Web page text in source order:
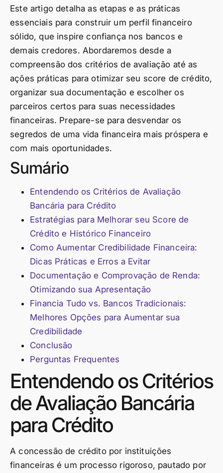
Este artigo detalha as etapas e as práticas
essenciais para construir um perfil financeiro
sólido, que inspire confiança nos bancos e
demais credores. Abordaremos desde a
compreensão dos critérios de avaliação até as
ações práticas para otimizar seu score de crédito,
organizar sua documentação e escolher os
parceiros certos para suas necessidades
financeiras. Prepare-se para desvendar os
segredos de uma vida financeira mais próspera e
com mais oportunidades.
Sumário
Entendendo os Critérios de Avaliação
Bancária para Crédito
Estratégias para Melhorar seu Score de
Crédito e Histórico Financeiro
Como Aumentar Credibilidade Financeira:
Dicas Práticas e Erros a Evitar
Documentação e Comprovação de Renda:
Otimizando sua Apresentação
Financia Tudo vs. Bancos Tradicionais:
Melhores Opções para Aumentar sua
Credibilidade
Conclusão
Perguntas Frequentes
Entendendo os Critérios
de Avaliação Bancária
para Crédito
A concessão de crédito por instituições
financeiras é um processo rigoroso, pautado por